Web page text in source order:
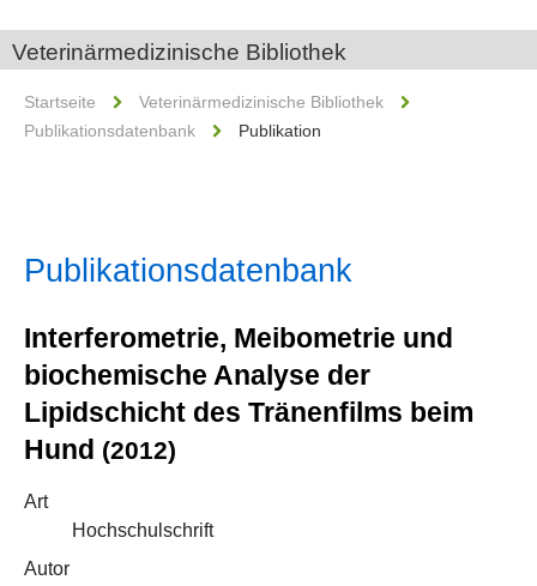
Veterinärmedizinische Bibliothek
Startseite
Veterinärmedizinische Bibliothek
Publikationsdatenbank
Publikation
Publikationsdatenbank
Interferometrie, Meibometrie und
biochemische Analyse der
Lipidschicht des Tränenfilms beim
Hund (2012)
Art
Hochschulschrift
Autor